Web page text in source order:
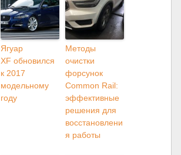
Ягуар
XF обновился
к 2017
модельному
году
Методы
очистки
форсунок
Common Rail:
эффективные
решения для
восстановлени
я работы